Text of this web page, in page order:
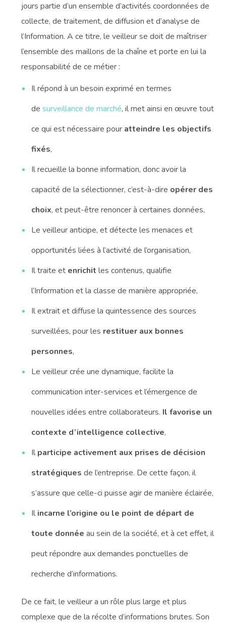
jours partie d’un ensemble d’activités coordonnées de
collecte, de traitement, de diffusion et d’analyse de
l’Information. A ce titre, le veilleur se doit de maîtriser
l’ensemble des maillons de la chaîne et porte en lui la
responsabilité de ce métier :
Il répond à un besoin exprimé en termes
desurveillance de marché, il met ainsi en œuvre tout
ce qui est nécessaire pour atteindre les objectifs
fixés,
Il recueille la bonne information, donc avoir la
capacité de la sélectionner, c’est-à-dire opérer des
choix, et peut-être renoncer à certaines données,
Le veilleur anticipe, et détecte les menaces et
opportunités liées à l’activité de l’organisation,
Il traite et enrichit les contenus, qualifie
l’Information et la classe de manière appropriée,
Il extrait et diffuse la quintessence des sources
surveillées, pour les restituer aux bonnes
personnes,
Le veilleur crée une dynamique, facilite la
communication inter-services et l’émergence de
nouvelles idées entre collaborateurs. Il favorise un
contexte d’intelligence collective,
Il participe activement aux prises de décision
stratégiques de l’entreprise. De cette façon, il
s’assure que celle-ci puisse agir de manière éclairée,
Il incarne l’origine ou le point de départ de
toute donnée au sein de la société, et à cet effet, il
peut répondre aux demandes ponctuelles de
recherche d’informations.
De ce fait, le veilleur a un rôle plus large et plus
complexe que de la récolte d’informations brutes. Son